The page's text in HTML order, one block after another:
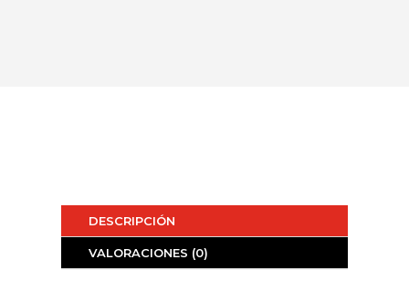
DESCRIPCIÓN
VALORACIONES (0)